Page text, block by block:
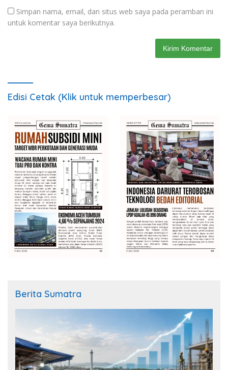
Simpan nama, email, dan situs web saya pada peramban ini
untuk komentar saya berikutnya.
Edisi Cetak (Klik untuk memperbesar)
Berita Sumatra